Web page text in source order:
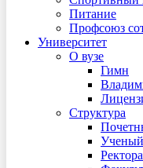
Питание
Профсоюз
Университет
О вузе
Гимн
Структура
Ученый